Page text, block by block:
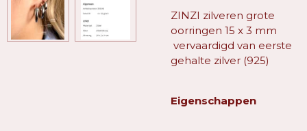
ZINZI zilveren grote
oorringen 15 x 3 mm
vervaardigd van eerste
gehalte zilver (925)
Eigenschappen